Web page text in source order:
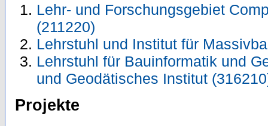
Lehr- und Forschungsgebiet
(211220)
Lehrstuhl und Institut für
Lehrstuhl für Bauinformatik und
und Geodätisches Institut
Projekte